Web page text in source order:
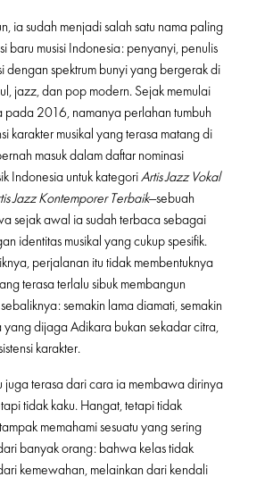
ia sudah menjadi salah satu nama paling
baru musisi Indonesia: penyanyi, penulis
dengan spektrum bunyi yang bergerak di
jazz, dan pop modern. Sejak memulai
pada 2016, namanya perlahan tumbuh
karakter musikal yang terasa matang di
masuk dalam daftar nominasi
Indonesia untuk kategoriArtis Jazz Vokal
Jazz Kontemporer Terbaik—sebuah
sejak awal ia sudah terbaca sebagai
identitas musikal yang cukup spesifik.
perjalanan itu tidak membentuknya
terasa terlalu sibuk membangun
sebaliknya: semakin lama diamati, semakin
dijaga Adikara bukan sekadar citra,
karakter.
juga terasa dari cara ia membawa dirinya
tidak kaku. Hangat, tetapi tidak
memahami sesuatu yang sering
banyak orang: bahwa kelas tidak
kemewahan, melainkan dari kendali